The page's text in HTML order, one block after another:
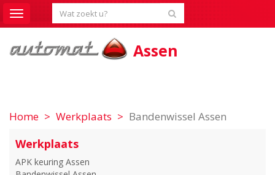
Toggle
navigation
Assen
Home Werkplaats Bandenwissel Assen
Werkplaats
APK keuring Assen